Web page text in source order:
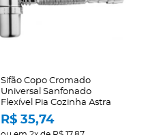
Sifão Copo Cromado
Universal Sanfonado
Flexível Pia Cozinha Astra
R$ 35,74